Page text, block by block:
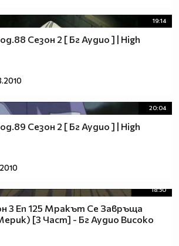
19:14
Сезон 2 [ Бг Аудио ] | High
20:04
Сезон 2 [ Бг Аудио ] | High
18:50
3 Еп 125 Мракът Се Завръща
[3 Част] - Бг Аудио Високо